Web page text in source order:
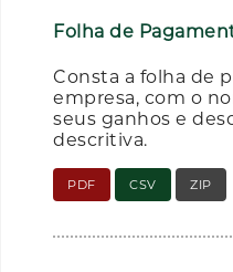
Folha de
Consta a folha de
empresa, com o
seus ganhos e
descritiva.
PDF CSV ZIP